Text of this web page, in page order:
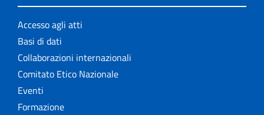
Accesso agli atti
Basi di dati
Collaborazioni internazionali
Comitato Etico Nazionale
Eventi
Formazione